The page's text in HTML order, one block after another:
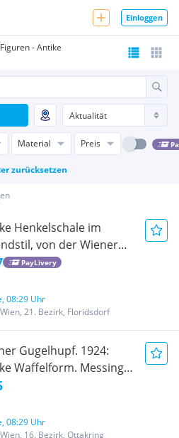
Einloggen
- Antike
Material Preis
zurücksetzen
Henkelschale im
von der Wiener
Argentor*,
PayLivery
08:29 Uhr
21. Bezirk, Floridsdorf
Gugelhupf. 1924:
Waffelform. Messing 
08:29 Uhr
16. Bezirk, Ottakring